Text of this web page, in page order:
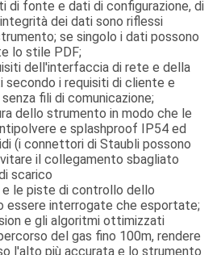
di fonte e dati di configurazione, di
dei dati sono riflessi
se singolo i dati possono
lo stile PDF;
dell'interfaccia di rete e della
secondo i requisiti di cliente e
fili di comunicazione;
dello strumento in modo che le
e splashproof IP54 ed
(i connettori di Staubli possono
il collegamento sbagliato
scarico
e le piste di controllo dello
essere interrogate che esportate;
e gli algoritmi ottimizzati
del gas fino 100m, rendere
l'alto più accurata e lo strumento